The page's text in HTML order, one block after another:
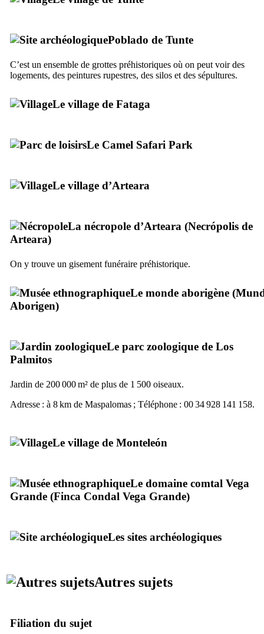
Poblado de Tunte
C’est un ensemble de grottes préhistoriques où on peut voir des
logements, des peintures rupestres, des silos et des sépultures.
Le village de Fataga
Le Camel Safari Park
Le village d’Arteara
La nécropole d’Arteara (Necrópolis de
Arteara)
On y trouve un gisement funéraire préhistorique.
Le monde aborigène (
Aborigen)
Le parc zoologique de Los
Palmitos
Jardin de 200 000 m² de plus de 1 500 oiseaux.
Adresse : à 8 km de Maspalomas ; Téléphone : 00 34 928 141 158.
Le village de Monteleón
Le domaine comtal Vega
Grande (Finca Condal Vega Grande)
Les sites archéologiques
Autres sujets
Filiation du sujet